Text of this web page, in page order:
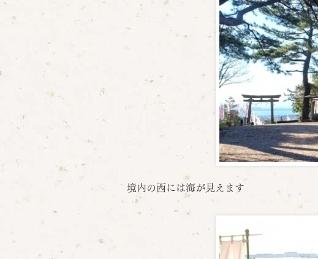
境内の西には海が見えます